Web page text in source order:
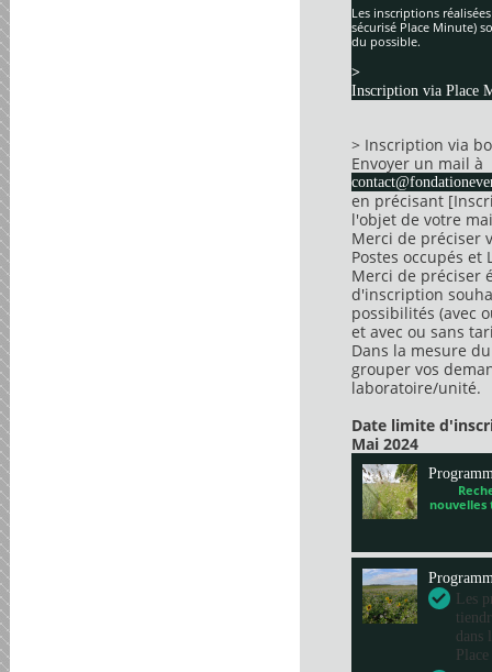
Les inscriptions
sécurisé Place Minute)
du possible.
>
Inscription via Place
> Inscription via
Envoyer un mail à
en précisant
l'objet de votre
Merci de préciser
Postes occupés et
Merci de préciser
d'inscription
possibilités (avec
et avec ou sans
Dans la mesure
grouper vos
laboratoire/unité.
Date limite
Mai 2024
nouvelles
Les
dans